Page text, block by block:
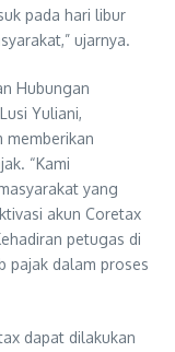
pada hari libur
ujarnya.
Hubungan
Yuliani,
memberikan
“Kami
yang
akun Coretax
petugas di
pajak dalam proses
dapat dilakukan